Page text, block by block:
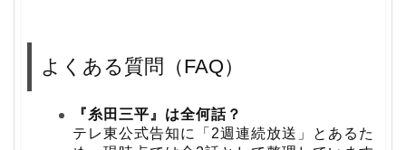
よくある質問（FAQ）
『糸田三平』は全何話？
テレ東公式告知に「2週連続放送」とあるた